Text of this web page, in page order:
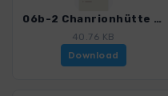
06b-2 Chanrionhütte - Brenaygletscher - Les Portons - Pi.gpx
40.76 KB
Download